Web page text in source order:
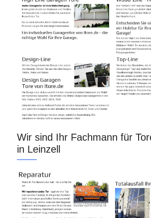
Wir sind Ihr Fachmann für
in Leinzell